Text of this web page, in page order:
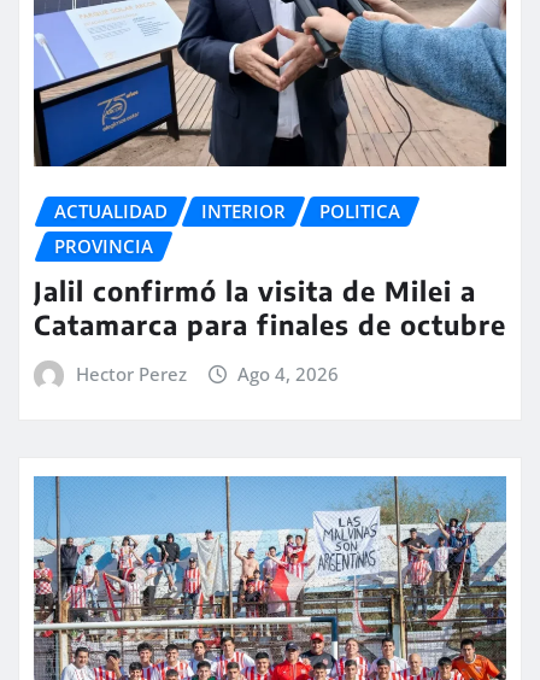
ACTUALIDAD INTERIOR
POLITICA
PROVINCIA
Jalil confirmó la visita de Milei a
Catamarca para finales de octubre
Hector Perez Ago 4, 2026